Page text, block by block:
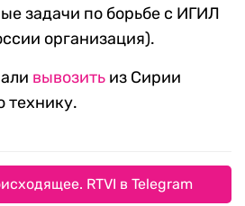
задачи по борьбе с ИГИЛ
организация).
вывозить из Сирии
технику.
RTVI в Telegram